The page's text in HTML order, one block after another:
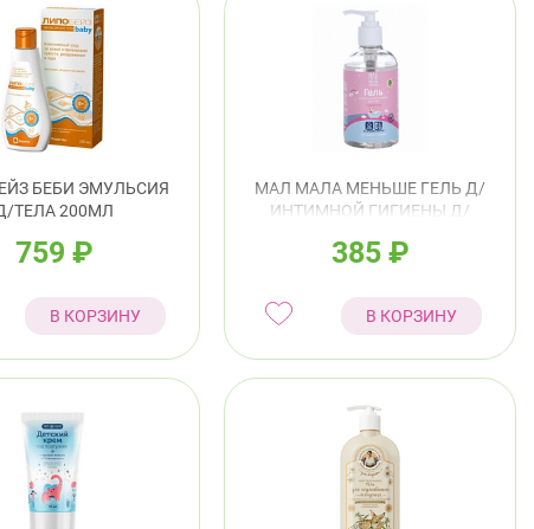
БЕБИ ЭМУЛЬСИЯ
ТЕЛА 200МЛ
759 ₽
В КОРЗИНУ
МАЛ МАЛА МЕНЬШЕ ГЕЛЬ Д/
ИНТИМНОЙ ГИГИЕНЫ Д/
385 ₽
В КОРЗИНУ